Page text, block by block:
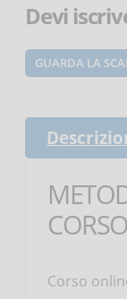
Devi
GUARDA LA
CORSO
Corso